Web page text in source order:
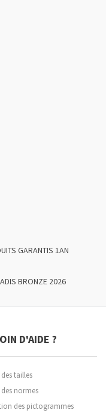
GARANTIS 1AN
BRONZE 2026
D'AIDE ?
tailles
normes
des pictogrammes